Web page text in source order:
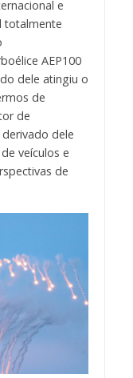
e
totalmente
AEP100
dele atingiu o
de
de
dele
veículos e
de